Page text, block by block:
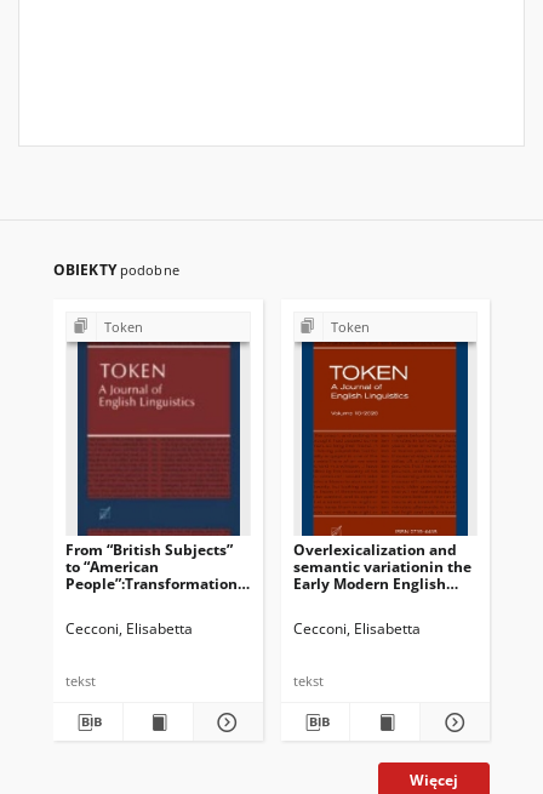
OBIEKTY podobne
Token
From “British Subjects”
to “American
People”:Transformation
newspapers (1764-1783)
Cecconi, Elisabetta
tekst
Token
Overlexicalization and
semantic variationin the
Early Modern English
Cecconi, Elisabetta
tekst
Więcej